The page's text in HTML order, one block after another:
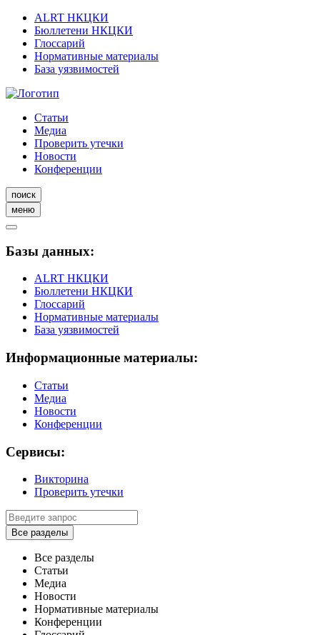
ALRT НКЦКИ
Бюллетени НКЦКИ
Глоссарий
Нормативные материалы
База уязвимостей
Статьи
Медиа
Проверить утечки
Новости
Конференции
поиск
меню
Базы данных:
ALRT НКЦКИ
Бюллетени НКЦКИ
Глоссарий
Нормативные материалы
База уязвимостей
Информационные материалы:
Статьи
Медиа
Новости
Конференции
Сервисы:
Викторина
Проверить утечки
Все разделы
Все разделы
Статьи
Медиа
Новости
Нормативные материалы
Конференции